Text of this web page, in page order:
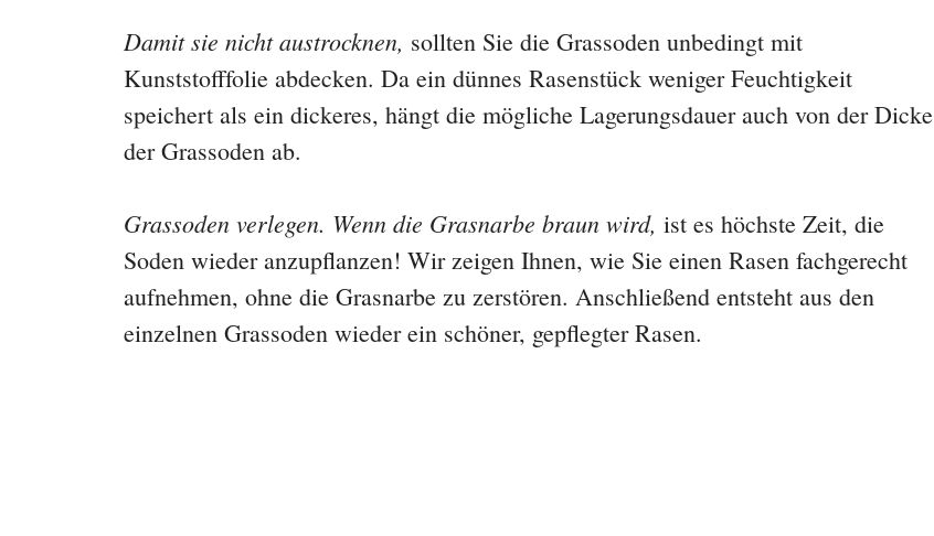
Damit sie nicht austrocknen, sollten Sie die Grassoden unbedingt mit
Kunststofffolie abdecken. Da ein dünnes Rasenstück weniger Feuchtigkeit
speichert als ein dickeres, hängt die mögliche Lagerungsdauer auch von der Dicke
der Grassoden ab.
Grassoden verlegen. Wenn die Grasnarbe braun wird, ist es höchste Zeit, die
Soden wieder anzupflanzen! Wir zeigen Ihnen, wie Sie einen Rasen fachgerecht
aufnehmen, ohne die Grasnarbe zu zerstören. Anschließend entsteht aus den
einzelnen Grassoden wieder ein schöner, gepflegter Rasen.